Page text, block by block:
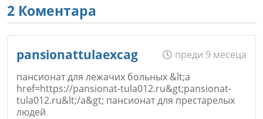
2 Коментара
pansionattulaexcag
преди 9 месеца
пансионат для лежачих больных &lt;a
href=https://pansionat-tula012.ru&gt;pansionat-
tula012.ru&lt;/a&gt; пансионат для престарелых
людей